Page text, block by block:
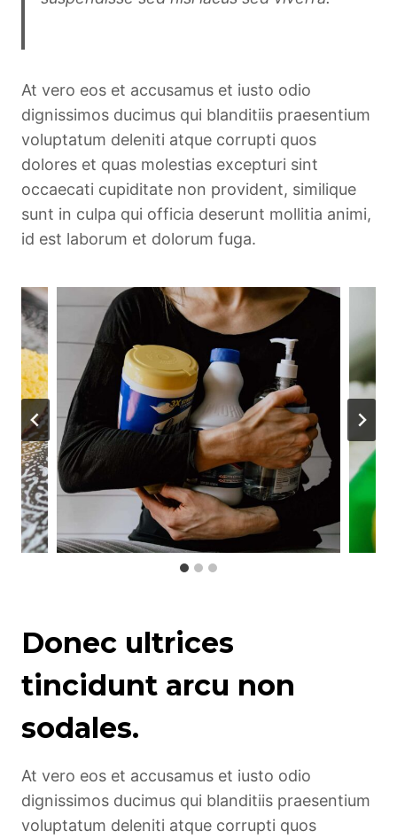
At vero eos et accusamus et iusto odio
dignissimos ducimus qui blanditiis praesentium
voluptatum deleniti atque corrupti quos
dolores et quas molestias excepturi sint
occaecati cupiditate non provident, similique
sunt in culpa qui officia deserunt mollitia animi,
id est laborum et dolorum fuga.
Donec ultrices
tincidunt arcu non
sodales.
At vero eos et accusamus et iusto odio
dignissimos ducimus qui blanditiis praesentium
voluptatum deleniti atque corrupti quos